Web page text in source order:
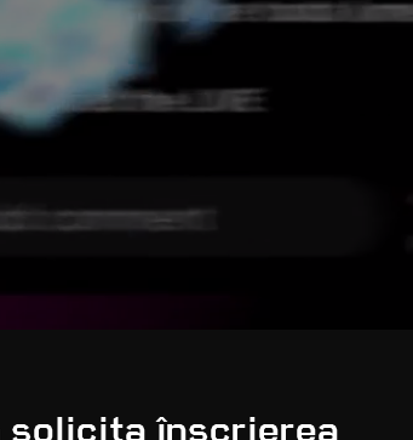
solicita înscrierea